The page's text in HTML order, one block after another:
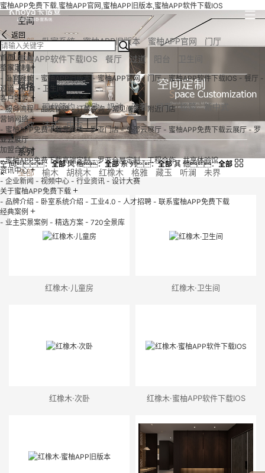
蜜柚APP免费下载,蜜柚APP官网,蜜柚APP旧版本,蜜柚APP软件下载IOS
返回
首页
整家定制 +
- 卧室系统 - 蜜柚APP旧版本 - 蜜柚APP官网 - 门厅 - 蜜柚APP软件下载IOS - 餐厅 -
过道 - 阳台 - 卫生间
客户服务 +
- 服务流程 - 品质保障 - 订单查询 - 常见问答 - 附近门店
营销网络 +
- 蜜柚APP免费下载专卖店 - 罗亚门店 - 总部云展厅 - 蜜柚APP免费下载云展厅 - 罗
亚云展厅
加盟合作 +
- 蜜柚APP免费下载高端定制 - 罗亚全屋定制 - 工程合作 - 共享体验馆
资讯中心 +
- 企业新闻 - 视频中心 - 行业资讯 - 设计大赛
关于蜜柚APP免费下载 +
- 品牌介绍 - 卧室系统介绍 - 工业4.0 - 人才招聘 - 联系蜜柚APP免费下载
经典案例 +
- 业主实景案例 - 精选方案 - 720全景库
空 间：全部 风 格： 全部 系 列：全部 其 他：全部
×
空间
全部 卧室系统 蜜柚APP旧版本 蜜柚APP官网
门厅
蜜柚APP软件下载IOS
餐厅 过道 阳台 卫生间
风格
全部 现代简约 北欧 奶油 雅奢 轻奢 极简
新中式
简欧
法式 中古
系列
全部 榆木 胡桃木 红橡木 格雅 藏玉 听澜
未界
魅影
墨笺 星雨
乐享
至檏 览境 华系列 白色恋人 绵舒方影
绵云几何
斯卡帕
慕歌 雅致华Ⅱ 莎尼维
流金溢彩
吉赛尔 米兰之吻 博洛U+
轻奢格调Ⅱ
红橡木·儿童房 红橡木·卫生间
红橡木·次卧 红橡木·蜜柚APP软件下载IOS